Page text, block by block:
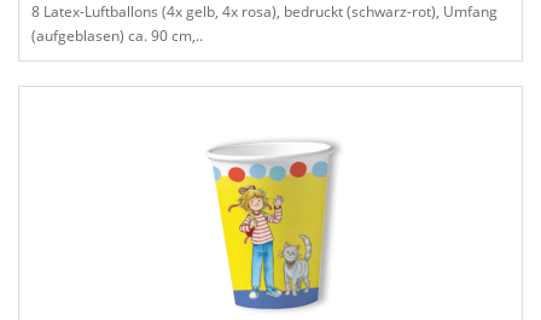
8 Latex-Luftballons (4x gelb, 4x rosa), bedruckt (schwarz-rot), Umfang
(aufgeblasen) ca. 90 cm,..